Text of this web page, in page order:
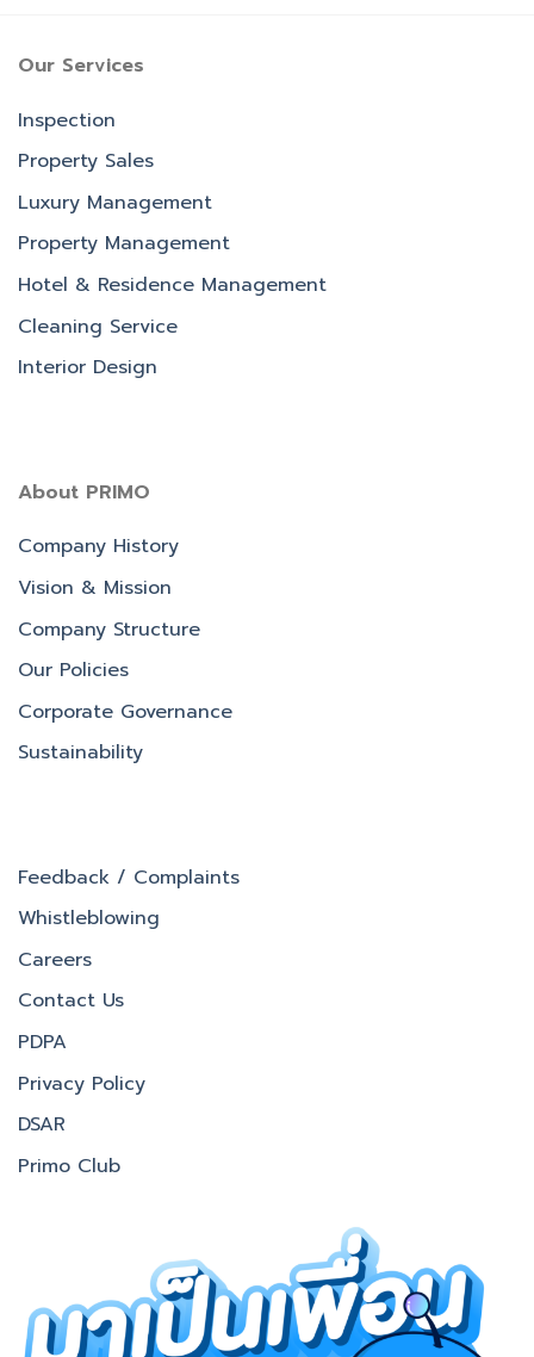
Our Services
Inspection
Property Sales
Luxury Management
Property Management
Hotel & Residence Management
Cleaning Service
Interior Design
About PRIMO
Company History
Vision & Mission
Company Structure
Our Policies
Corporate Governance
Sustainability
Feedback / Complaints
Whistleblowing
Careers
Contact Us
PDPA
Privacy Policy
DSAR
Primo Club